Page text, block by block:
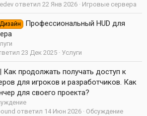
Игровые сервера
22 Янв 2026
Дизайн
Профессиональный HUD для
Услуги
23 Дек 2025
Как продолжать получать доступ к
для игроков и разработчиков. Как
для своего проекта?
Обсуждение
14 Июн 2026